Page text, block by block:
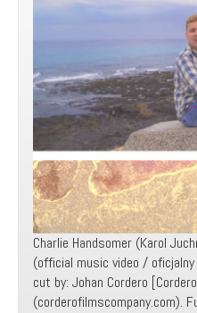
Charlie Handsomer (Karol
(official music video /
cut by: Johan Cordero
(corderofilmscompany.com).